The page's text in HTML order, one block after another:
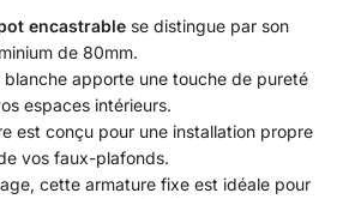
encastrable se distingue par son
de 80mm.
blanche apporte une touche de pureté
espaces intérieurs.
est conçu pour une installation propre
vos faux-plafonds.
cette armature fixe est idéale pour